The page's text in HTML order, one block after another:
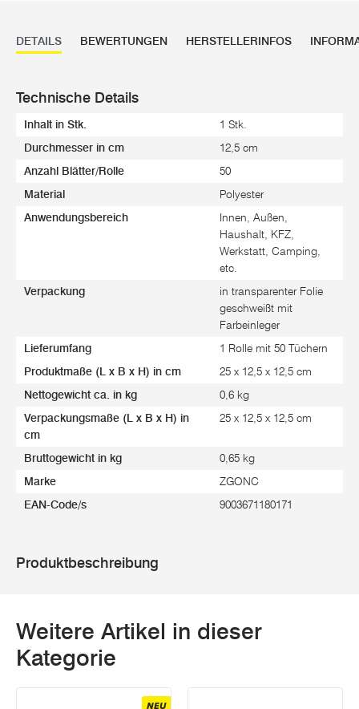
DETAILS BEWERTUNGEN HERSTELLERINFOS
Technische Details
Inhalt in Stk. 1 Stk.
Durchmesser in cm 12,5 cm
Anzahl Blätter/Rolle 50
Material Polyester
Anwendungsbereich
Innen, Außen,
Haushalt, KFZ,
Werkstatt, Camping,
etc.
Verpackung
in transparenter Folie
geschweißt mit
Farbeinleger
Lieferumfang 1 Rolle mit 50 Tüchern
Produktmaße (L x B x H) in cm 25 x 12,5 x 12,5 cm
Nettogewicht ca. in kg 0,6 kg
Verpackungsmaße (L x B x H) in
cm
25 x 12,5 x 12,5 cm
Bruttogewicht in kg 0,65 kg
Marke ZGONC
EAN-Code/s 9003671180171
Produktbeschreibung
Weitere Artikel in dieser
Kategorie
NEU